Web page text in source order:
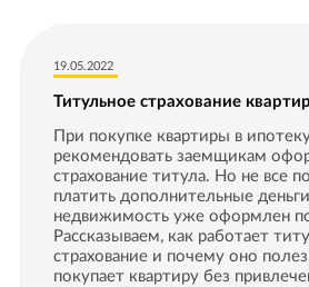
19.05.2022
Титульное страхование
При покупке квартиры в
рекомендовать заемщикам
страхование титула. Но не все
платить дополнительные
недвижимость уже оформлен
Рассказываем, как работает
страхование и почему оно
покупает квартиру без